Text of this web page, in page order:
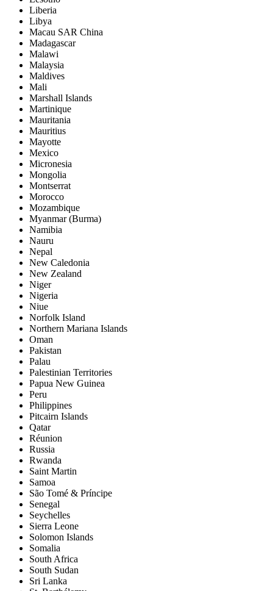
Liberia
Libya
Macau SAR China
Madagascar
Malawi
Malaysia
Maldives
Mali
Marshall Islands
Martinique
Mauritania
Mauritius
Mayotte
Mexico
Micronesia
Mongolia
Montserrat
Morocco
Mozambique
Myanmar (Burma)
Namibia
Nauru
Nepal
New Caledonia
New Zealand
Niger
Nigeria
Niue
Norfolk Island
Northern Mariana Islands
Oman
Pakistan
Palau
Palestinian Territories
Papua New Guinea
Peru
Philippines
Pitcairn Islands
Qatar
Réunion
Russia
Rwanda
Saint Martin
Samoa
São Tomé & Príncipe
Senegal
Seychelles
Sierra Leone
Solomon Islands
Somalia
South Africa
South Sudan
Sri Lanka